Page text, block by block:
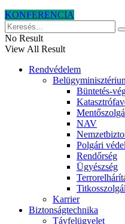
KONFERENCIA
No Result
View All Result
Rendvédelem
Büntetés-
NAV
Polgári
Rendőrség
Ügyészség
Karrier
Biztonságtechnika
Távfelügyelet